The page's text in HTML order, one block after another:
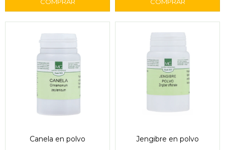
Canela en polvo Jengibre en polvo